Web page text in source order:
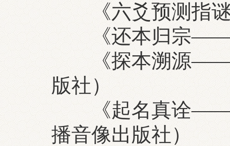
《六爻预测指谜
《还本归宗——六
《探本溯源——四
版社）
《起名真诠——中
播音像出版社）